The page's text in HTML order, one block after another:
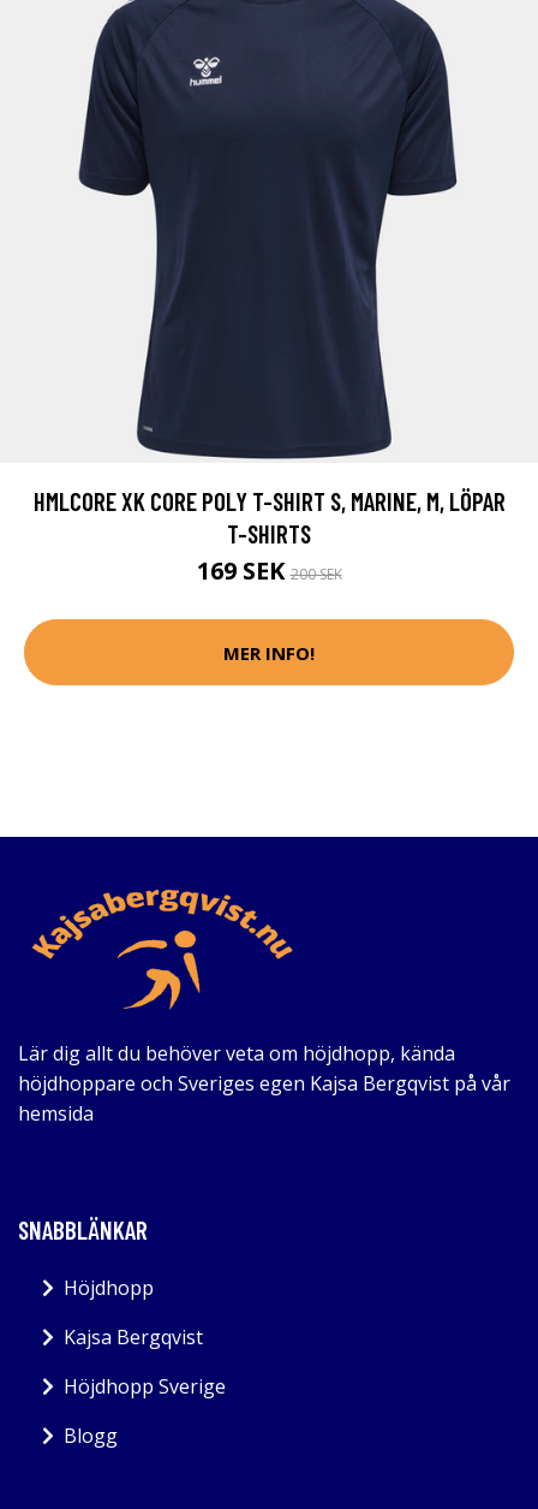
HMLCORE XK CORE POLY T-SHIRT S, MARINE, M, LÖPAR
T-SHIRTS
169 SEK200 SEK
MER INFO!
Lär dig allt du behöver veta om höjdhopp, kända
höjdhoppare och Sveriges egen Kajsa Bergqvist på vår
hemsida
SNABBLÄNKAR
Höjdhopp
Kajsa Bergqvist
Höjdhopp Sverige
Blogg